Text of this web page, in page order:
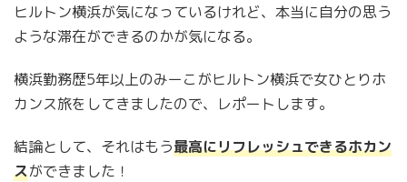
ヒルトン横浜が気になっているけれど、本当に自分の思う
ような滞在ができるのかが気になる。
横浜勤務歴5年以上のみーこがヒルトン横浜で女ひとりホ
カンス旅をしてきましたので、レポートします。
結論として、それはもう最高にリフレッシュできるホカン
スができました！